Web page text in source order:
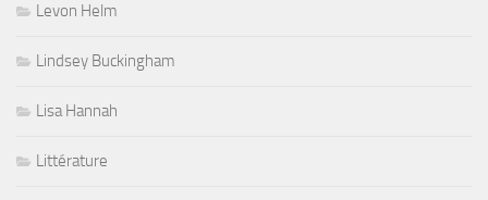
Levon Helm
Lindsey Buckingham
Lisa Hannah
Littérature